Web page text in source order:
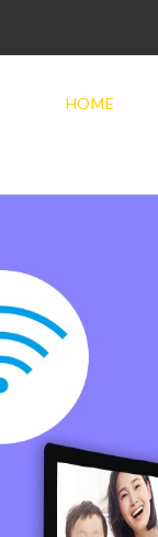
HOME